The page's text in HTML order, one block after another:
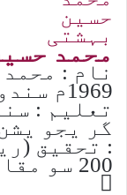
محمد
نام :
1969م
تعلیم :
گر یجو
: تحقیق
200 سو مقالہ اور 25 کتابیں)
Website